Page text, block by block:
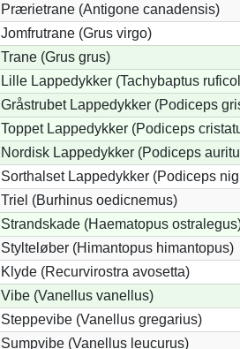
Prærietrane (Antigone canadensis)
Jomfrutrane (Grus virgo)
Trane (Grus grus)
Lille Lappedykker (Tachybaptus
Gråstrubet Lappedykker (Podiceps
Toppet Lappedykker (Podiceps
Nordisk Lappedykker (Podiceps
Sorthalset Lappedykker (Podiceps
Triel (Burhinus oedicnemus)
Strandskade (Haematopus
Stylteløber (Himantopus himantopus)
Klyde (Recurvirostra avosetta)
Vibe (Vanellus vanellus)
Steppevibe (Vanellus gregarius)
Sumpvibe (Vanellus leucurus)